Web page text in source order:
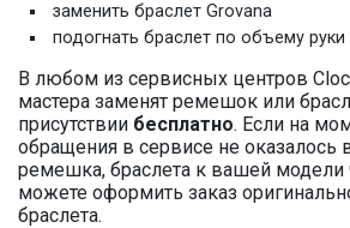
заменить браслет Grovana
подогнать браслет по объему руки
В любом из сервисных центров
мастера заменят ремешок или
присутствии бесплатно. Если на
обращения в сервисе не оказалось
ремешка, браслета к вашей модели
можете оформить заказ
браслета.